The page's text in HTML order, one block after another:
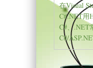
C#、.NET
C#/